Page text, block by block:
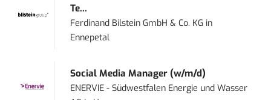
Te...
Ferdinand Bilstein GmbH & Co. KG in
Ennepetal
Social Media Manager (w/m/d)
ENERVIE - Südwestfalen Energie und Wasser